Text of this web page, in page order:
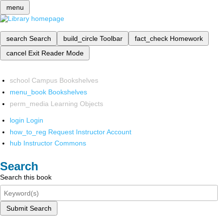
menu
search Search build_circle Toolbar fact_check Homework
cancel Exit Reader Mode
school Campus Bookshelves
menu_book Bookshelves
perm_media Learning Objects
login Login
how_to_reg Request Instructor Account
hub Instructor Commons
Search
Search this book
Submit Search